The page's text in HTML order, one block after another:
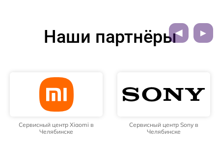
Наши партнёры
Сервисный центр Xiaomi в
Челябинске
Сервисный центр Sony в
Челябинске